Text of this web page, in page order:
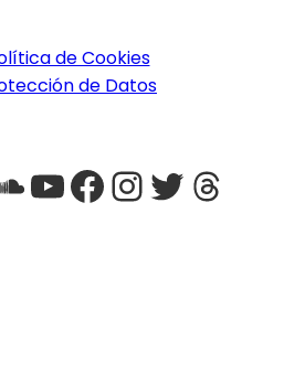
de Cookies
de Datos
YouTube
Facebook
Instagram
Twitter